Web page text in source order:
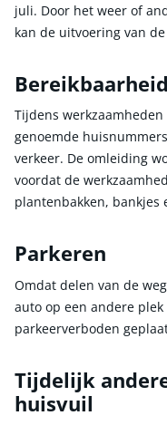
juli. Door het weer of
kan de uitvoering van
Bereikbaarheid
Tijdens
genoemde
verkeer. De omleiding
voordat de
plantenbakken, bankjes
Parkeren
Omdat delen van de
auto op een andere
parkeerverboden
Tijdelijk
huisvuil